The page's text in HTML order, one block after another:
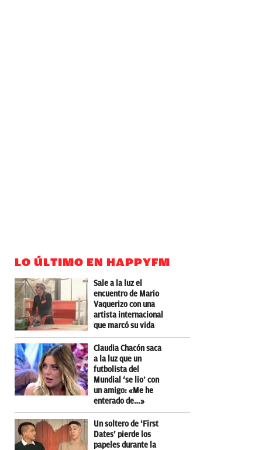
LO ÚLTIMO EN HAPPYFM
Sale a la luz el
encuentro de Mario
Vaquerizo con una
artista internacional
que marcó su vida
Claudia Chacón saca
a la luz que un
futbolista del
Mundial ‘se lio’ con
un amigo: «Me he
enterado de…»
Un soltero de ‘First
Dates’ pierde los
papeles durante la